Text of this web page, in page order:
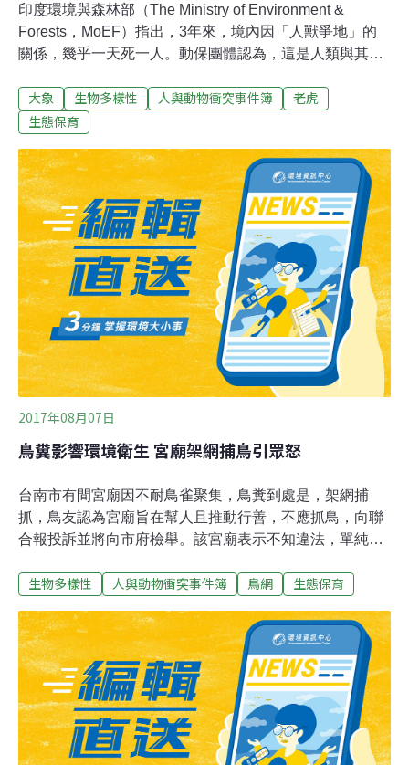
印度環境與森林部（The Ministry of Environment &
Forests，MoEF）指出，3年來，境內因「人獸爭地」的
關係，幾乎一天死一人。動保團體認為，這是人類與其建
擊」。印度環境與森林部近日釋出，2014年4月至2017年
5月，共有1144人受野生動物攻擊至死。單看去（2016）
而去年到今年5月，有27人被老虎咬死。然而，從過去的
數據發現，1052位因野生動物喪命的人，大多數是誤闖了
大象行經的路線才受害，主因為人類建設，鐵路或公路已
阻擾象群原本的行進路線。除了大象，還有老虎。根據普
查數據顯示，1970年至2014年，老虎從1800隻增加到
2226隻；但專家發現，老虎棲地並沒有增加。換句話說，
老虎為了在人口如此稠密的環境下生存，逼不得已只能對
人類展開反擊。人獸爭地的
大象 生物多樣性 人與動物衝突事件簿
老虎
生態保育
2017年08月07日
鳥糞影響環境衛生 宮廟架網捕鳥引眾怒
台南市有間宮廟因不耐鳥雀聚集，鳥糞到處是，架網捕
抓，鳥友認為宮廟旨在幫人且推動行善，不應抓鳥，向聯
合報投訴並將向市府檢舉。該宮廟表示不知違法，單純是
訴說，這家宮廟設網捕鳥已一段時間，昨天（4日）路
除殺生補鳥網，但廟方今天並未拆除網子。由於北風漸
強，未來過境候鳥漸多，若網子不拆，可能陸續會有鳥落
網，因此發動搶救行動，除投訴並將向市府農業局檢舉。
該宮廟表示，廟前棚架處每天都有大群雀鳥聚集，鳥糞特
多，有些信徒還「中彈」，顧及環境衛生才架網，希望嚇
阻。不知這樣是違法，會趕快把網子拆下來，另會請教專
家，解決雀鳥太多，影響環境衛生的問題。台南拍鳥俱樂
生物多樣性 人與動物衝突事件簿 鳥網 生態保育